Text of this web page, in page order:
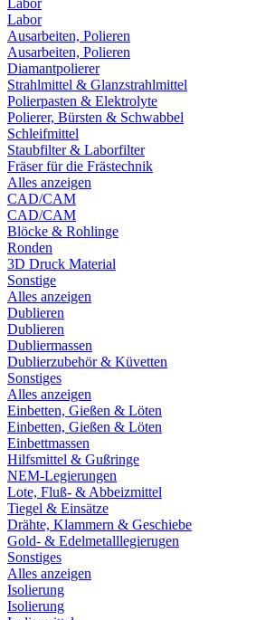
Labor
Labor
Ausarbeiten, Polieren
Ausarbeiten, Polieren
Diamantpolierer
Strahlmittel & Glanzstrahlmittel
Polierpasten & Elektrolyte
Polierer, Bürsten & Schwabbel
Schleifmittel
Staubfilter & Laborfilter
Fräser für die Frästechnik
Alles anzeigen
CAD/CAM
CAD/CAM
Blöcke & Rohlinge
Ronden
3D Druck Material
Sonstige
Alles anzeigen
Dublieren
Dublieren
Dubliermassen
Dublierzubehör & Küvetten
Sonstiges
Alles anzeigen
Einbetten, Gießen & Löten
Einbetten, Gießen & Löten
Einbettmassen
Hilfsmittel & Gußringe
NEM-Legierungen
Lote, Fluß- & Abbeizmittel
Tiegel & Einsätze
Drähte, Klammern & Geschiebe
Gold- & Edelmetalllegierugen
Sonstiges
Alles anzeigen
Isolierung
Isolierung